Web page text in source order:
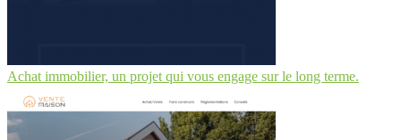
Achat immobilier, un projet qui vous engage sur le long terme.